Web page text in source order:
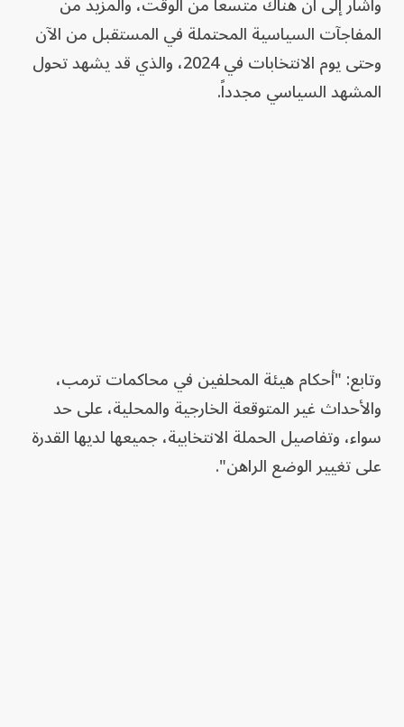
المفاجآت السياسية المحتملة في المستقبل من الآن
وحتى يوم الانتخابات في 2024، والذي قد يشهد تحول
المشهد السياسي مجدداً.
وتابع: "أحكام هيئة المحلفين في محاكمات ترمب،
والأحداث غير المتوقعة الخارجية والمحلية، على حد
سواء، وتفاصيل الحملة الانتخابية، جميعها لديها القدرة
على تغيير الوضع الراهن".